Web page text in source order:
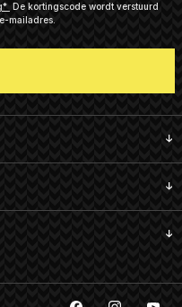
De kortingscode wordt verstuurd
mailadres.